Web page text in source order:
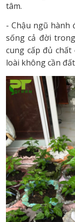
tâm.
- Chậu ngũ hành
sống cả đời
cung cấp đủ
loài không cần